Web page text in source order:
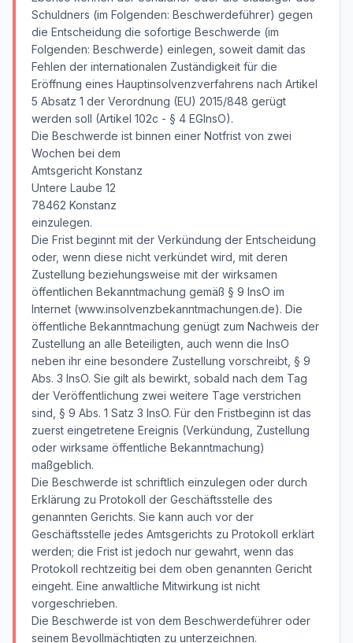
Schuldners (im Folgenden: Beschwerdeführer) gegen
die Entscheidung die sofortige Beschwerde (im
Folgenden: Beschwerde) einlegen, soweit damit das
Fehlen der internationalen Zuständigkeit für die
Eröffnung eines Hauptinsolvenzverfahrens nach Artikel
5 Absatz 1 der Verordnung (EU) 2015/848 gerügt
werden soll (Artikel 102c - § 4 EGInsO).
Die Beschwerde ist binnen einer Notfrist von zwei
Wochen bei dem
Amtsgericht Konstanz
Untere Laube 12
78462 Konstanz
einzulegen.
Die Frist beginnt mit der Verkündung der Entscheidung
oder, wenn diese nicht verkündet wird, mit deren
Zustellung beziehungsweise mit der wirksamen
öffentlichen Bekanntmachung gemäß § 9 InsO im
Internet (www.insolvenzbekanntmachungen.de). Die
öffentliche Bekanntmachung genügt zum Nachweis der
Zustellung an alle Beteiligten, auch wenn die InsO
neben ihr eine besondere Zustellung vorschreibt, § 9
Abs. 3 InsO. Sie gilt als bewirkt, sobald nach dem Tag
der Veröffentlichung zwei weitere Tage verstrichen
sind, § 9 Abs. 1 Satz 3 InsO. Für den Fristbeginn ist das
zuerst eingetretene Ereignis (Verkündung, Zustellung
oder wirksame öffentliche Bekanntmachung)
maßgeblich.
Die Beschwerde ist schriftlich einzulegen oder durch
Erklärung zu Protokoll der Geschäftsstelle des
genannten Gerichts. Sie kann auch vor der
Geschäftsstelle jedes Amtsgerichts zu Protokoll erklärt
werden; die Frist ist jedoch nur gewahrt, wenn das
Protokoll rechtzeitig bei dem oben genannten Gericht
eingeht. Eine anwaltliche Mitwirkung ist nicht
vorgeschrieben.
Die Beschwerde ist von dem Beschwerdeführer oder
seinem Bevollmächtigten zu unterzeichnen.